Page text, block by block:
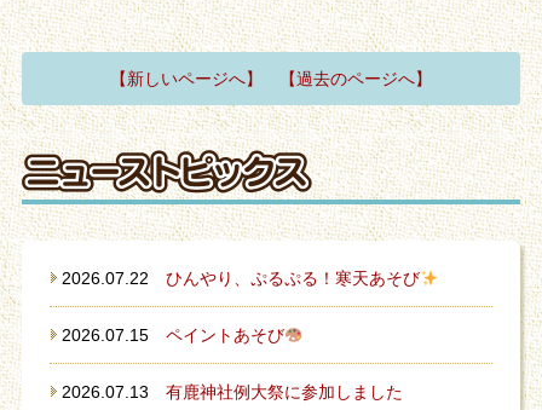
【新しいページへ】 【過去のページへ】
2026.07.22 ひんやり、ぷるぷる！寒天あそび
2026.07.15 ペイントあそび
2026.07.13 有鹿神社例大祭に参加しました